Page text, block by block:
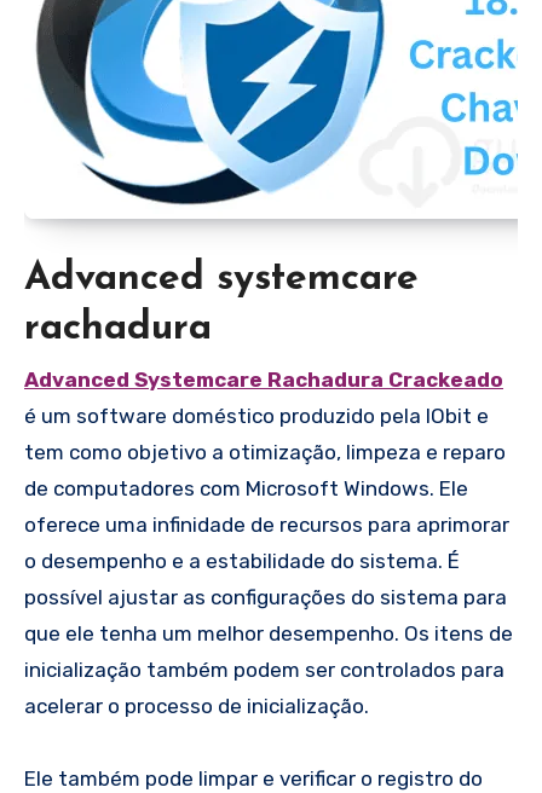
Advanced systemcare
rachadura
Advanced Systemcare Rachadura Crackeado
é um software doméstico produzido pela IObit e
tem como objetivo a otimização, limpeza e reparo
de computadores com Microsoft Windows. Ele
oferece uma infinidade de recursos para aprimorar
o desempenho e a estabilidade do sistema. É
possível ajustar as configurações do sistema para
que ele tenha um melhor desempenho. Os itens de
inicialização também podem ser controlados para
acelerar o processo de inicialização.
Ele também pode limpar e verificar o registro do